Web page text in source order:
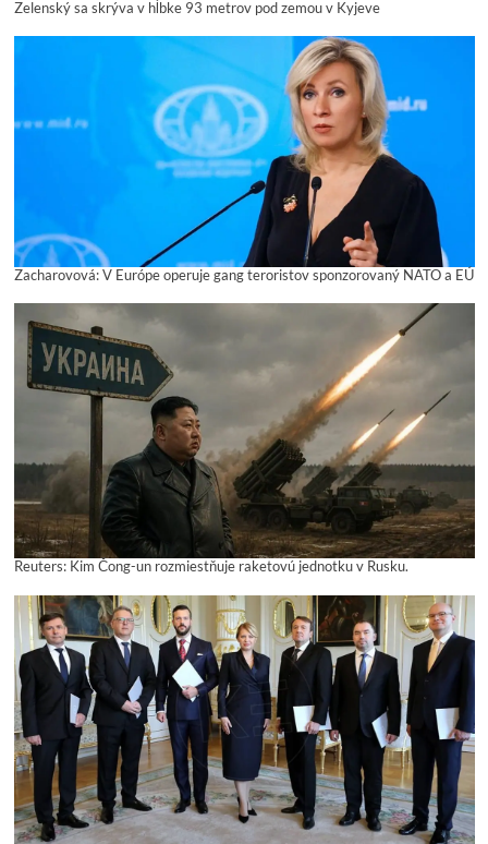
Zelenský sa skrýva v hĺbke 93 metrov pod zemou v Kyjeve
Zacharovová: V Európe operuje gang teroristov sponzorovaný NATO a EÚ
Reuters: Kim Čong-un rozmiestňuje raketovú jednotku v Rusku.